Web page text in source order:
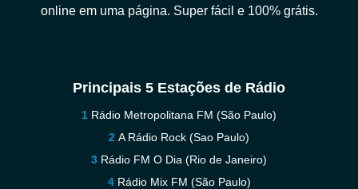
online em uma página. Super fácil e 100% grátis.
Principais 5 Estações de Rádio
Rádio Metropolitana FM (São Paulo)
A Rádio Rock (Sao Paulo)
Rádio FM O Dia (Rio de Janeiro)
Rádio Mix FM (São Paulo)